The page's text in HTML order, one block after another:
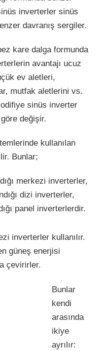
inverterler sinüs
davranış sergiler.
kare dalga formunda
avantajı ucuz
ev aletleri,
mutfak aletlerini vs.
sinüs inverter
değişir.
kullanılan
Bunlar;
merkezi inverterler,
dizi inverterler,
panel inverterlerdir.
inverterler kullanılır.
güneş enerjisi
çevirirler.
Bunlar
kendi
arasında
ikiye
ayrılır: